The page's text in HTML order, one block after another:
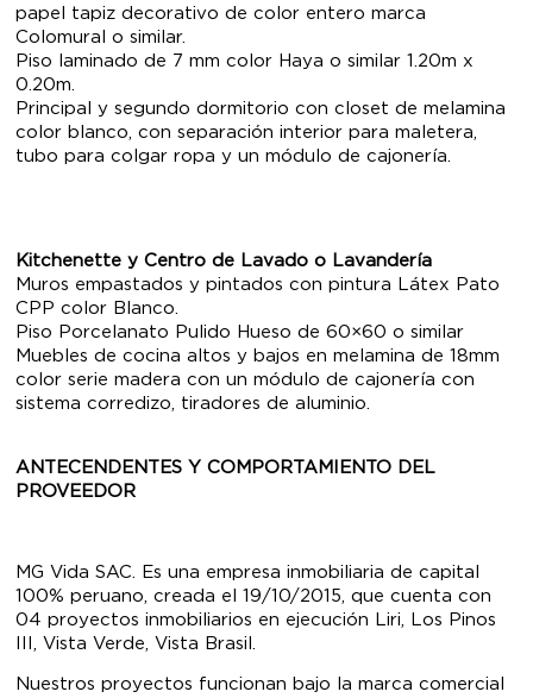
papel tapiz decorativo de color entero marca
Colomural o similar.
Piso laminado de 7 mm color Haya o similar 1.20m x
0.20m.
Principal y segundo dormitorio con closet de melamina
color blanco, con separación interior para maletera,
tubo para colgar ropa y un módulo de cajonería.
Kitchenette y Centro de Lavado o Lavandería
Muros empastados y pintados con pintura Látex Pato
CPP color Blanco.
Piso Porcelanato Pulido Hueso de 60×60 o similar
Muebles de cocina altos y bajos en melamina de 18mm
color serie madera con un módulo de cajonería con
sistema corredizo, tiradores de aluminio.
ANTECENDENTES Y COMPORTAMIENTO DEL
PROVEEDOR
MG Vida SAC. Es una empresa inmobiliaria de capital
100% peruano, creada el 19/10/2015, que cuenta con
04 proyectos inmobiliarios en ejecución Liri, Los Pinos
III, Vista Verde, Vista Brasil.
Nuestros proyectos funcionan bajo la marca comercial